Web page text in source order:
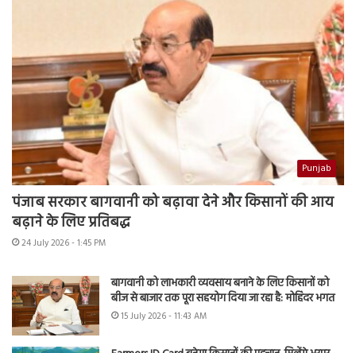
Punjab
पंजाब सरकार बागवानी को बढ़ावा देने और किसानों की आय
बढ़ाने के लिए प्रतिबद्ध
24 July 2026 - 1:45 PM
बागवानी को लाभकारी व्यवसाय बनाने के लिए किसानों को
बीज से बाजार तक पूरा सहयोग दिया जा रहा है: मोहिंदर भगत
15 July 2026 - 11:43 AM